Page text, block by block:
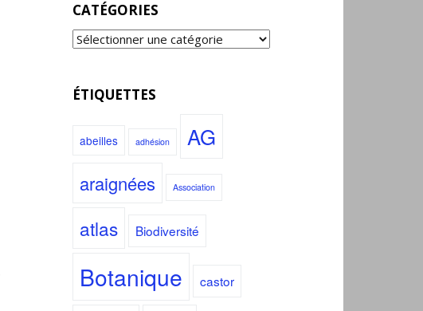
CATÉGORIES
ÉTIQUETTES
abeilles adhésion AG
araignées Association
atlas Biodiversité
Botanique castor